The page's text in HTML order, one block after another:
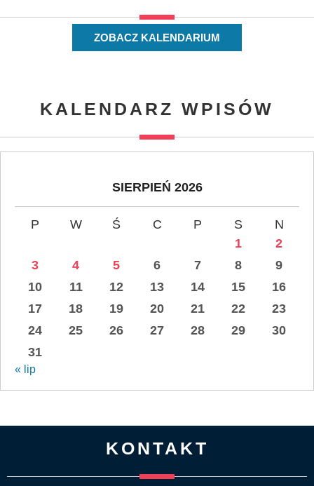
ZOBACZ KALENDARIUM
KALENDARZ WPISÓW
SIERPIEŃ 2026
P W Ś C P S
N
1
2
3
4 5 6 7 8
9
10
11 12 13 14 15
16
17
18 19 20 21 22
23
24
25 26 27 28 29
30
31
« lip
KONTAKT